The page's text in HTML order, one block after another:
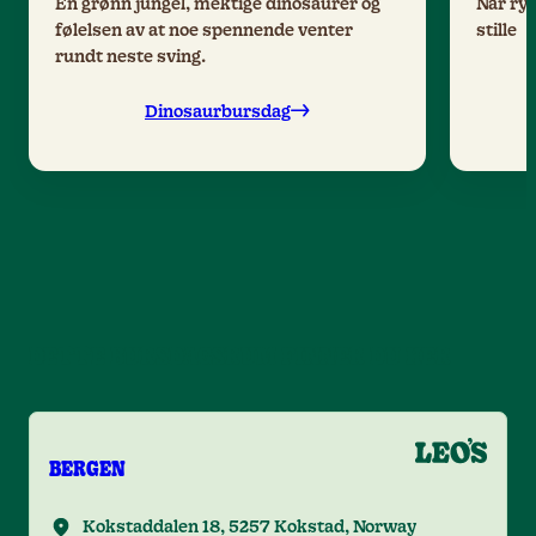
En grønn jungel, mektige dinosaurer og
følelsen av at noe spennende venter
rundt neste sving.
Dinosaurbursdag
Når
stille
BERGEN
Kokstaddalen 18, 5257 Kokstad, Norway